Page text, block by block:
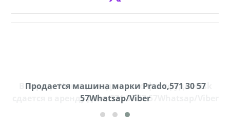
В городе Ниноцминда около фастфуда Hask
cдается в аренду дом, 571 30 57 57Whatsap/Viber
Продается машина марки Prado,571 30 57
57Whatsap/Viber